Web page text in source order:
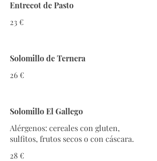
Entrecot de Pasto
23 €
Solomillo de Ternera
26 €
Solomillo El Gallego
Alérgenos: cereales con gluten,
sulfitos, frutos secos o con cáscara.
28 €